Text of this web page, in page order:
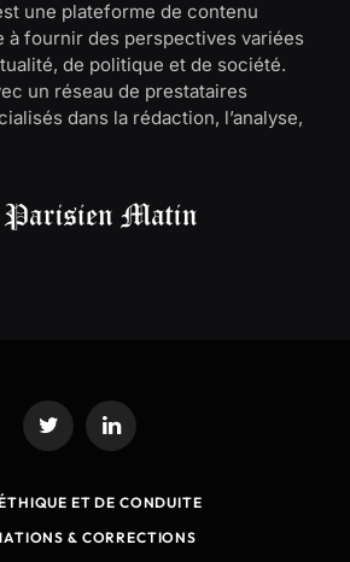
une plateforme de contenu
à fournir des perspectives variées
de politique et de société.
un réseau de prestataires
dans la rédaction, l’analyse,
Twitter LinkedIn
ET DE CONDUITE
& CORRECTIONS